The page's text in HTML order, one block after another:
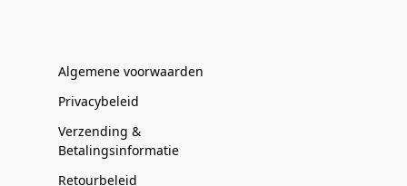
Algemene voorwaarden
Privacybeleid
Verzending &
Betalingsinformatie
Retourbeleid